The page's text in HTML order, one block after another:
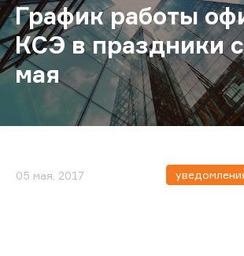
График работы
КСЭ в праздники
мая
05 мая, 2017